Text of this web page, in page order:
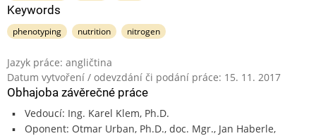
Keywords
phenotyping nutrition nitrogen
Jazyk práce: angličtina
Datum vytvoření / odevzdání či podání práce: 15. 11. 2017
Obhajoba závěrečné práce
Vedoucí: Ing. Karel Klem, Ph.D.
Oponent: Otmar Urban, Ph.D., doc. Mgr., Jan Haberle,